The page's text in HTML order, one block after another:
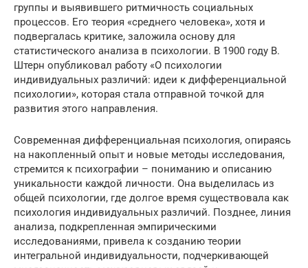
группы и выявившего ритмичность социальных
процессов. Его теория «среднего человека», хотя и
подвергалась критике, заложила основу для
статистического анализа в психологии. В 1900 году В.
Штерн опубликовал работу «О психологии
индивидуальных различий: идеи к дифференциальной
психологии», которая стала отправной точкой для
развития этого направления.
Современная дифференциальная психология, опираясь
на накопленный опыт и новые методы исследования,
стремится к психографии – пониманию и описанию
уникальности каждой личности. Она выделилась из
общей психологии, где долгое время существовала как
психология индивидуальных различий. Позднее, линия
анализа, подкрепленная эмпирическими
исследованиями, привела к созданию теории
интегральной индивидуальности, подчеркивающей